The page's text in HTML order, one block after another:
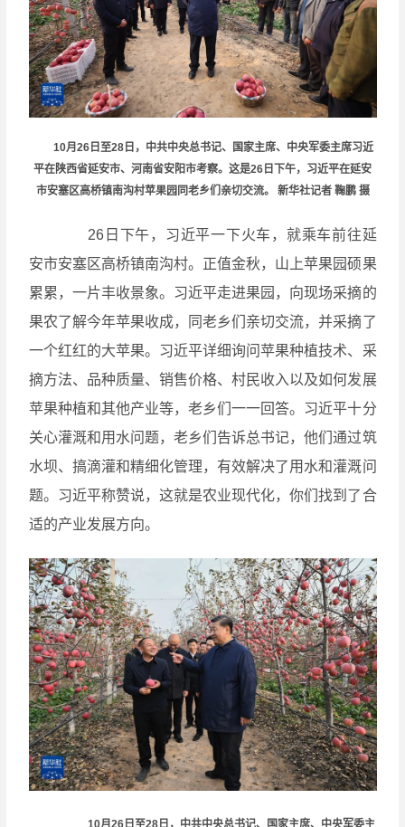
10月26日至28日，中共中央总书记、国家主席、中央军委主席习近
平在陕西省延安市、河南省安阳市考察。这是26日下午，习近平在延安
市安塞区高桥镇南沟村苹果园同老乡们亲切交流。 新华社记者 鞠鹏 摄
26日下午，习近平一下火车，就乘车前往延
安市安塞区高桥镇南沟村。正值金秋，山上苹果园硕果
累累，一片丰收景象。习近平走进果园，向现场采摘的
果农了解今年苹果收成，同老乡们亲切交流，并采摘了
一个红红的大苹果。习近平详细询问苹果种植技术、采
摘方法、品种质量、销售价格、村民收入以及如何发展
苹果种植和其他产业等，老乡们一一回答。习近平十分
关心灌溉和用水问题，老乡们告诉总书记，他们通过筑
水坝、搞滴灌和精细化管理，有效解决了用水和灌溉问
题。习近平称赞说，这就是农业现代化，你们找到了合
适的产业发展方向。